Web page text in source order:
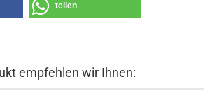
teilen
empfehlen wir Ihnen: